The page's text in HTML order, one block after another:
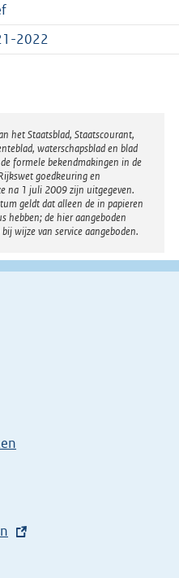
2022
het Staatsblad, Staatscourant,
waterschapsblad en blad
formele bekendmakingen in de
goedkeuring en
na 1 juli 2009 zijn uitgegeven.
geldt dat alleen de in papieren
hebben; de hier aangeboden
wijze van service aangeboden.